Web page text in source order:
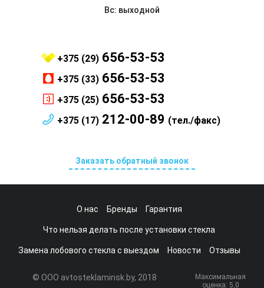
Вс: выходной
+375 (29) 656-53-53
+375 (33) 656-53-53
+375 (25) 656-53-53
+375 (17) 212-00-89 (тел./факс)
Заказать обратный звонок
О нас Бренды Гарантия
Что нельзя делать после установки стекла
Замена лобового стекла с выездом Новости Отзывы
© ООО avtosteklaminsk.by, 2018
Максимальная
оценка: 5,0